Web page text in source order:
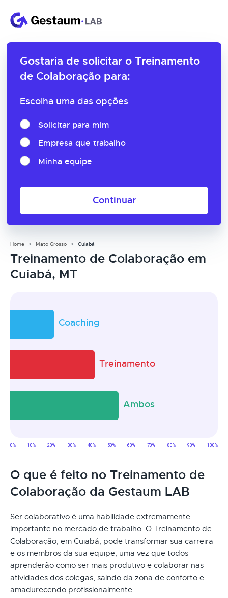
Gostaria de solicitar o Treinamento
de Colaboração para:
Escolha uma das opções
Solicitar para mim
Empresa que trabalho
Minha equipe
Continuar
Home Mato Grosso Cuiabá
Treinamento de Colaboração em
Cuiabá, MT
O que é feito no Treinamento de
Colaboração da Gestaum LAB
Ser colaborativo é uma habilidade extremamente
importante no mercado de trabalho. O Treinamento de
Colaboração, em Cuiabá, pode transformar sua carreira
e os membros da sua equipe, uma vez que todos
aprenderão como ser mais produtivo e colaborar nas
atividades dos colegas, saindo da zona de conforto e
amadurecendo profissionalmente.